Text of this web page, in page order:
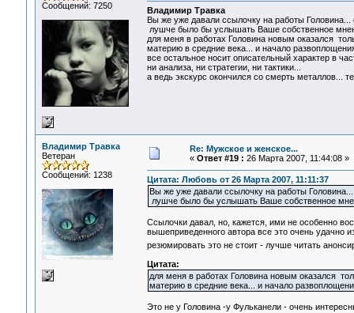
Сообщений: 7250
Владимир Травка
Вы же уже давали ссылочку на работы Головина...
лушче было бы услышать Ваше собственное
для меня в работах Головина новым оказался
материю в средние века... и начало
все остальное носит описательный характер в
ни анализа, ни стратегии, ни тактики...
а ведь экскурс окончился со смерть металлов...
Владимир Травка
Ветеран
Сообщений: 1238
Re: Мужское и женское...
« Ответ #19 : 26 Марта 2007, 11:44:08 »
Цитата: Любовь от 26 Марта 2007, 11:11:37
Вы же уже давали ссылочку на работы
лушче было бы услышать Ваше собственное
Ссылочки давал, но, кажется, ими не особенно
вышеприведенного автора все это очень удачно
резюмировать это не стоит - лучше читать
Цитата:
для меня в работах Головина новым оказался
материю в средние века... и начало
Это не у Головина -у Фульканели - очень